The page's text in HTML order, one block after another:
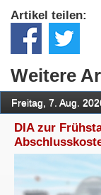
Artikel teilen:
Weitere
Freitag, 7. Aug.
DIA zur